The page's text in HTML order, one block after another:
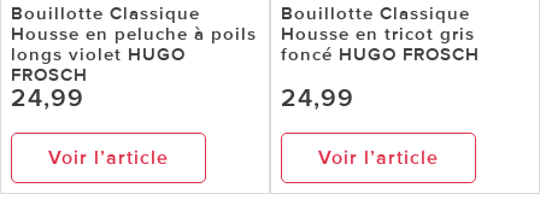
Bouillotte Classique
Housse en peluche à poils
longs violet HUGO
FROSCH
24,99
Voir l’article
Bouillotte Classique
Housse en tricot gris
foncé HUGO FROSCH
24,99
Voir l’article